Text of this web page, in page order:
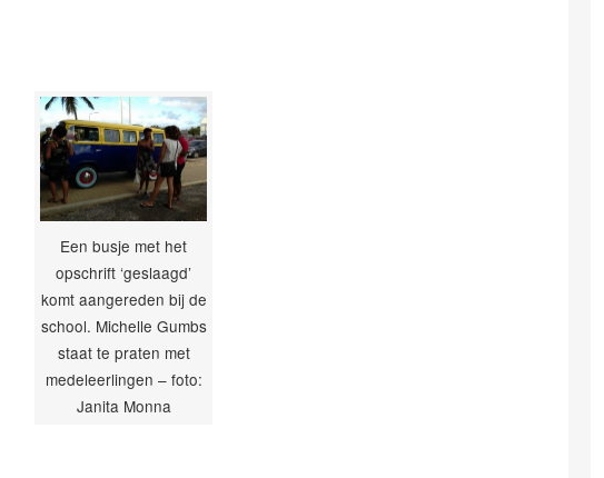
Een busje met het
opschrift ‘geslaagd’
komt aangereden bij de
school. Michelle Gumbs
staat te praten met
medeleerlingen – foto:
Janita Monna